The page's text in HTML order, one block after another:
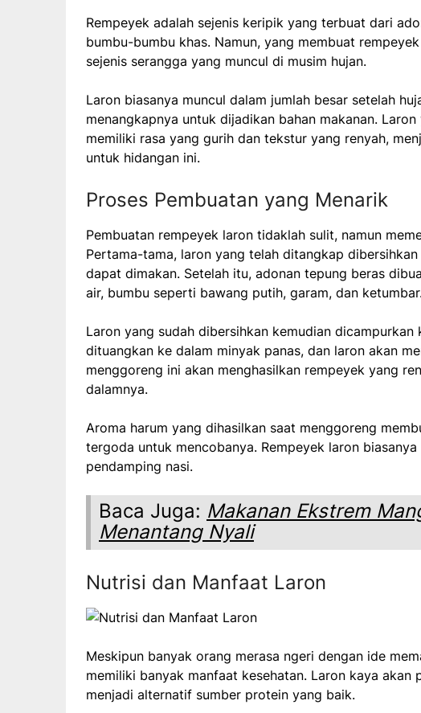
Rempeyek adalah sejenis keripik yang terbuat dari
bumbu-bumbu khas. Namun, yang membuat
sejenis serangga yang muncul di musim hujan.
Laron biasanya muncul dalam jumlah besar setelah
menangkapnya untuk dijadikan bahan makanan.
memiliki rasa yang gurih dan tekstur yang renyah,
untuk hidangan ini.
Proses Pembuatan yang Menarik
Pembuatan rempeyek laron tidaklah sulit, namun
Pertama-tama, laron yang telah ditangkap
dapat dimakan. Setelah itu, adonan tepung beras
air, bumbu seperti bawang putih, garam, dan ketumbar.
Laron yang sudah dibersihkan kemudian
dituangkan ke dalam minyak panas, dan laron akan
menggoreng ini akan menghasilkan rempeyek yang
dalamnya.
Aroma harum yang dihasilkan saat menggoreng
tergoda untuk mencobanya. Rempeyek laron
pendamping nasi.
Baca Juga: Makanan Ekstrem
Menantang Nyali
Nutrisi dan Manfaat Laron
Meskipun banyak orang merasa ngeri dengan ide
memiliki banyak manfaat kesehatan. Laron kaya akan
menjadi alternatif sumber protein yang baik.